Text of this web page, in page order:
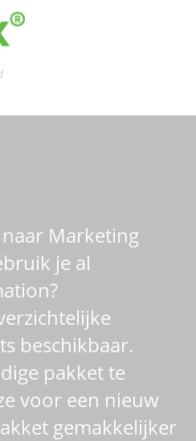
Marketing
je al
beschikbaar.
pakket te
voor een nieuw
gemakkelijker